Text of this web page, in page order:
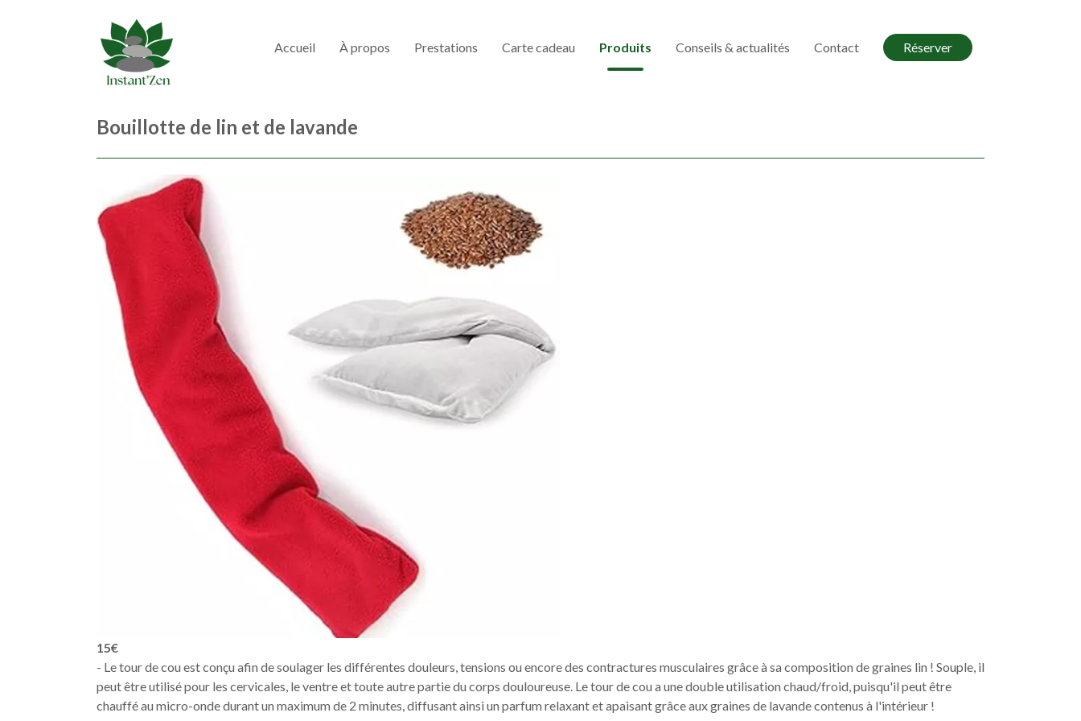
Accueil À propos Prestations Carte cadeau Produits Conseils & actualités Contact Réserver
Bouillotte de lin et de lavande
15€
- Le tour de cou est conçu afin de soulager les différentes douleurs, tensions ou encore des contractures musculaires grâce à sa composition de graines lin ! Souple, il
peut être utilisé pour les cervicales, le ventre et toute autre partie du corps douloureuse. Le tour de cou a une double utilisation chaud/froid, puisqu'il peut être
chauffé au micro-onde durant un maximum de 2 minutes, diffusant ainsi un parfum relaxant et apaisant grâce aux graines de lavande contenus à l'intérieur !